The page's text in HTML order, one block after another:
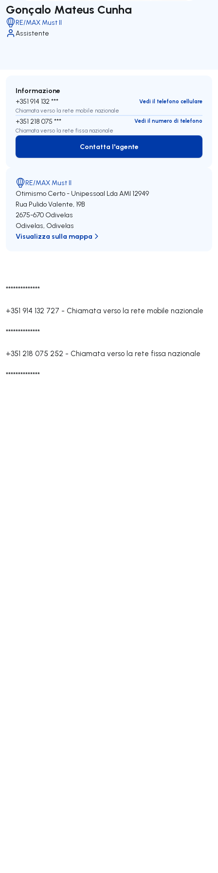
Gonçalo Mateus Cunha
RE/MAX Must II
Assistente
**************
+351 914 132 727 - Chiamata verso la rete mobile nazionale
**************
+351 218 075 252 - Chiamata verso la rete fissa nazionale
**************
Informazione
+351 914 132 ***
Vedi il telefono cellulare
Chiamata verso la rete mobile nazionale
+351 218 075 ***
Vedi il numero di telefono
Chiamata verso la rete fissa nazionale
Contatta l'agente
Contatta l'agente
RE/MAX Must II
Otimismo Certo - Unipessoal Lda AMI 12949
Rua Pulido Valente, 19B
2675-670 Odivelas
Odivelas, Odivelas
Visualizza sulla mappa